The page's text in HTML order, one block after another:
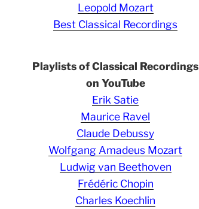
Leopold Mozart
Best Classical Recordings
Playlists of Classical Recordings
on YouTube
Erik Satie
Maurice Ravel
Claude Debussy
Wolfgang Amadeus Mozart
Ludwig van Beethoven
Frédéric Chopin
Charles Koechlin